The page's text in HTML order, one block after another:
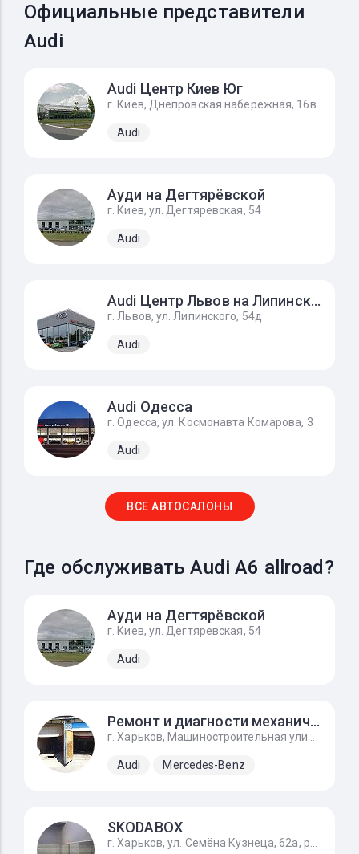
Официальные представители
Audi
Audi Центр Киев Юг
г. Киев, Днепровская набережная, 16в
Audi
Ауди на Дегтярёвской
г. Киев, ул. Дегтяревская, 54
Audi
Audi Центр Львов на Липинского
г. Львов, ул. Липинского, 54д
Audi
Audi Одесса
г. Одесса, ул. Космонавта Комарова, 3
Audi
ВСЕ АВТОСАЛОНЫ
Где обслуживать Audi A6 allroad?
Ауди на Дегтярёвской
г. Киев, ул. Дегтяревская, 54
Audi
Ремонт и диагности механического инжектора ke-jetronic
Audi Mercedes-Benz
SKODABOX